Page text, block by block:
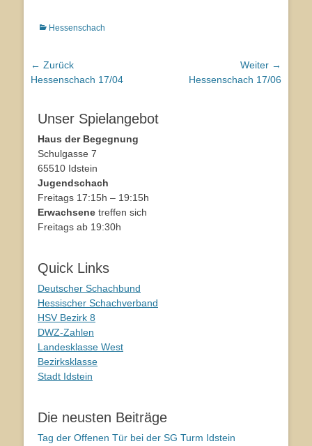
Kategorien
Hessenschach
Beitragsnavigation
← Zurück
Vorhergehender
Hessenschach 17/04
Weiter →
NächsterHessenschach 17/06
Unser Spielangebot
Haus der Begegnung
Schulgasse 7
65510 Idstein
Jugendschach
Freitags 17:15h – 19:15h
Erwachsene treffen sich
Freitags ab 19:30h
Quick Links
Deutscher Schachbund
Hessischer Schachverband
HSV Bezirk 8
DWZ-Zahlen
Landesklasse West
Bezirksklasse
Stadt Idstein
Die neusten Beiträge
Tag der Offenen Tür bei der SG Turm Idstein